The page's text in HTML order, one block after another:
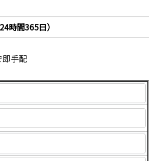
時間365日）
即手配